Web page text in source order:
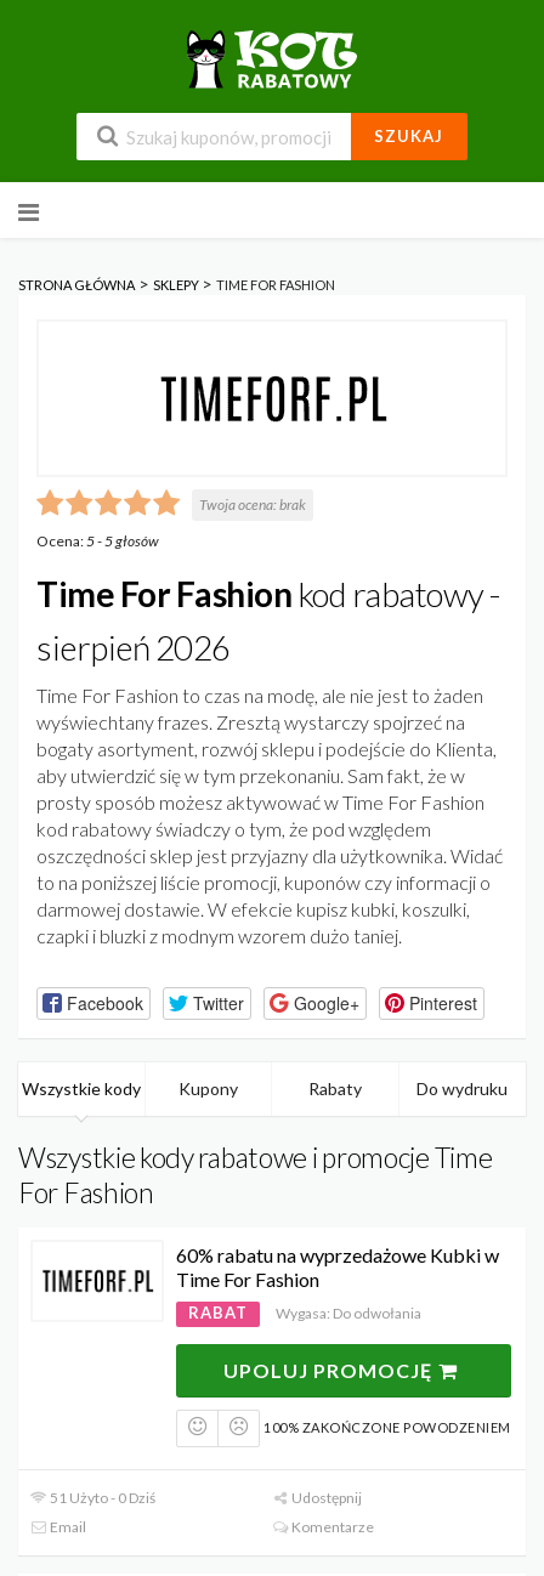
SZUKAJ
do
STRONA GŁÓWNA > SKLEPY > TIME FOR FASHION
Twoja ocena:brak
Ocena:5-5głosów
Time For Fashion kod rabatowy -
sierpień 2026
Time For Fashion to czas na modę, ale nie jest to żaden
wyświechtany frazes. Zresztą wystarczy spojrzeć na
bogaty asortyment, rozwój sklepu i podejście do Klienta,
aby utwierdzić się w tym przekonaniu. Sam fakt, że w
prosty sposób możesz aktywować w Time For Fashion
kod rabatowy świadczy o tym, że pod względem
oszczędności sklep jest przyjazny dla użytkownika. Widać
to na poniższej liście promocji, kuponów czy informacji o
darmowej dostawie. W efekcie kupisz kubki, koszulki,
czapki i bluzki z modnym wzorem dużo taniej.
Facebook Twitter Google+ Pinterest
Wszystkie kody Kupony Rabaty Do wydruku
Wszystkie kody rabatowe i promocje Time
For Fashion
60% rabatu na wyprzedażowe Kubki w
Time For Fashion
RABAT Wygasa: Do odwołania
UPOLUJ PROMOCJĘ
100% ZAKOŃCZONE POWODZENIEM
51 Użyto - 0 Dziś
Udostępnij
Email
Komentarze